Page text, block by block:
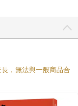
時候去，總是有我的
後來好像身體還是
年，所以現在它關
櫃檯後面有著真
，無法與一般商品合